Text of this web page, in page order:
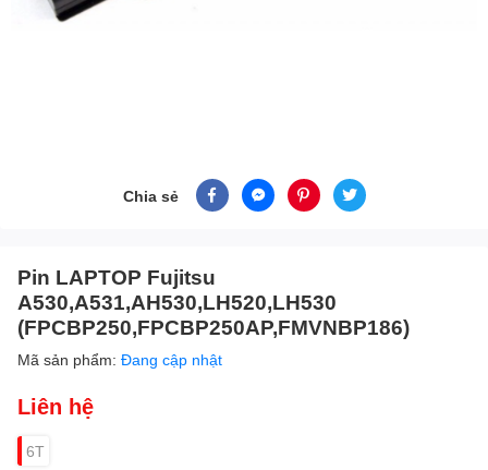
Chia sẻ
Pin LAPTOP Fujitsu
A530,A531,AH530,LH520,LH530
(FPCBP250,FPCBP250AP,FMVNBP186)
Mã sản phẩm: Đang cập nhật
Liên hệ
6T